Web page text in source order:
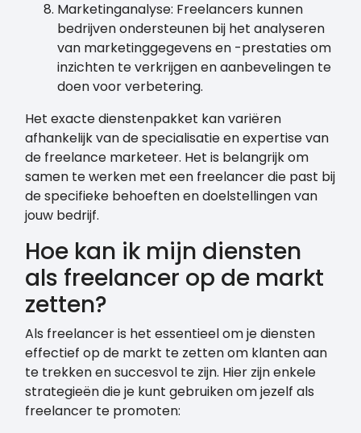
Marketinganalyse: Freelancers kunnen
bedrijven ondersteunen bij het analyseren
van marketinggegevens en -prestaties om
inzichten te verkrijgen en aanbevelingen te
doen voor verbetering.
Het exacte dienstenpakket kan variëren
afhankelijk van de specialisatie en expertise van
de freelance marketeer. Het is belangrijk om
samen te werken met een freelancer die past bij
de specifieke behoeften en doelstellingen van
jouw bedrijf.
Hoe kan ik mijn diensten
als freelancer op de markt
zetten?
Als freelancer is het essentieel om je diensten
effectief op de markt te zetten om klanten aan
te trekken en succesvol te zijn. Hier zijn enkele
strategieën die je kunt gebruiken om jezelf als
freelancer te promoten: